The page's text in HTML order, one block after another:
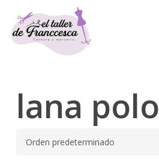
main
lana polo